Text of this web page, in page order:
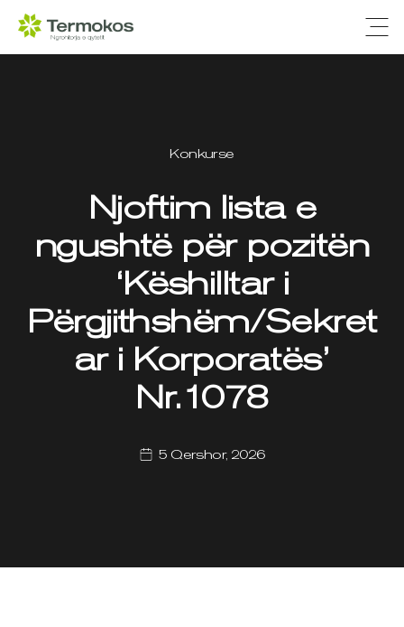
Konkurse
Njoftim lista e
ngushtë për pozitën
‘Këshilltar i
Përgjithshëm/Sekret
ar i Korporatës’
Nr.1078
5 Qershor, 2026